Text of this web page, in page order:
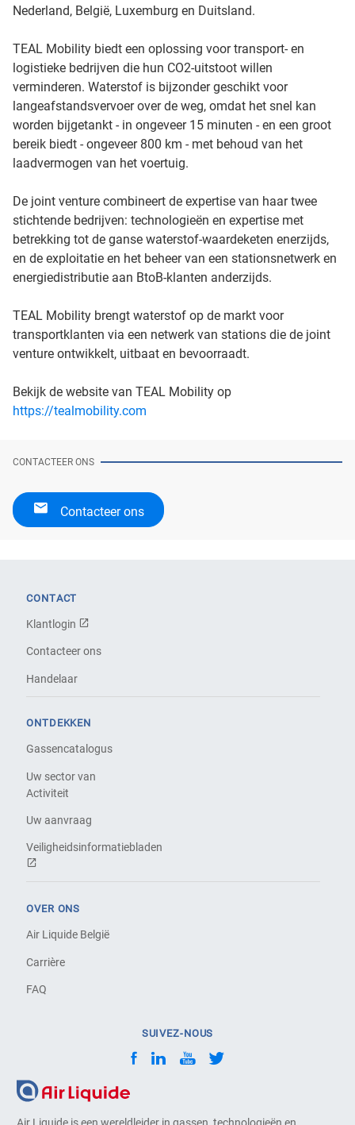
Nederland, België, Luxemburg en Duitsland.
TEAL Mobility biedt een oplossing voor transport- en
logistieke bedrijven die hun CO2-uitstoot willen
verminderen. Waterstof is bijzonder geschikt voor
langeafstandsvervoer over de weg, omdat het snel kan
worden bijgetankt - in ongeveer 15 minuten - en een groot
bereik biedt - ongeveer 800 km - met behoud van het
laadvermogen van het voertuig.
De joint venture combineert de expertise van haar twee
stichtende bedrijven: technologieën en expertise met
betrekking tot de ganse waterstof-waardeketen enerzijds,
en de exploitatie en het beheer van een stationsnetwerk en
energiedistributie aan BtoB-klanten anderzijds.
TEAL Mobility brengt waterstof op de markt voor
transportklanten via een netwerk van stations die de joint
venture ontwikkelt, uitbaat en bevoorraadt.
Bekijk de website van TEAL Mobility op
https://tealmobility.com
CONTACTEER ONS
Contacteer ons
CONTACT
Klantlogin
Contacteer ons
Handelaar
ONTDEKKEN
Gassencatalogus
Uw sector van
Activiteit
Uw aanvraag
Veiligheidsinformatiebladen
OVER ONS
Air Liquide België
Carrière
FAQ
SUIVEZ-NOUS